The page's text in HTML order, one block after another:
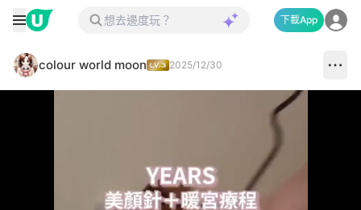
下載App
colour world moon 2025/12/30